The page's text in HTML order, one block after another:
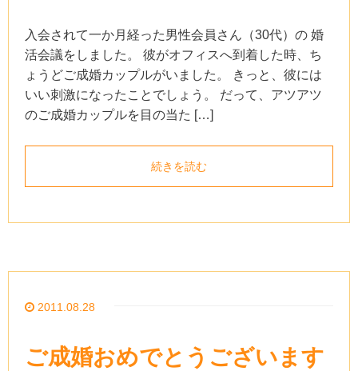
入会されて一か月経った男性会員さん（30代）の 婚
活会議をしました。 彼がオフィスへ到着した時、ち
ょうどご成婚カップルがいました。 きっと、彼には
いい刺激になったことでしょう。 だって、アツアツ
のご成婚カップルを目の当た […]
続きを読む
2011.08.28
ご成婚おめでとうございます